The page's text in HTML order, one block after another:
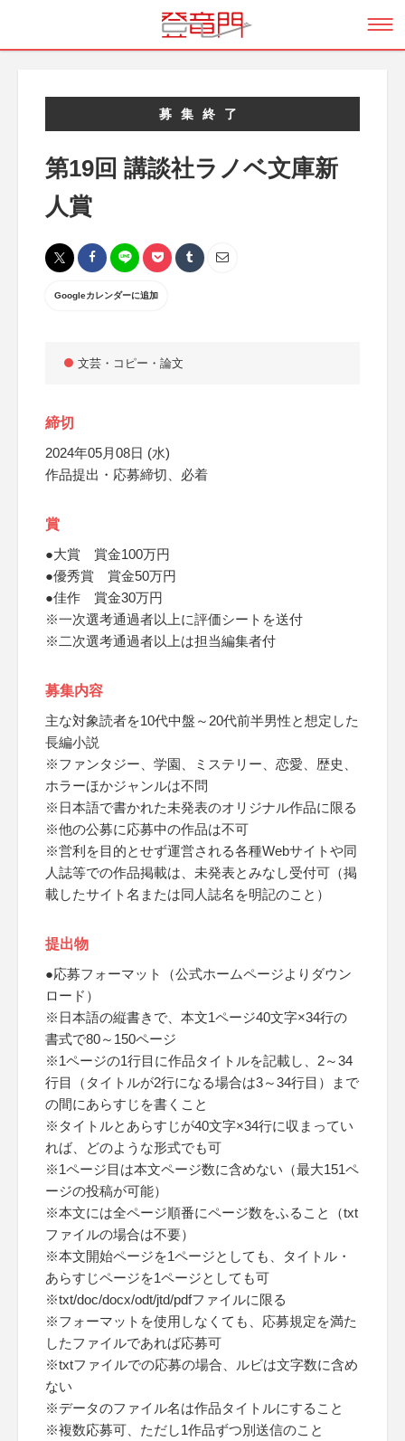
募集終了
第19回 講談社ラノベ文庫新
人賞
Googleカレンダーに追加
文芸・コピー・論文
締切
2024年05月08日 (水)
作品提出・応募締切、必着
賞
●大賞 賞金100万円
●優秀賞 賞金50万円
●佳作 賞金30万円
※一次選考通過者以上に評価シートを送付
※二次選考通過者以上は担当編集者付
募集内容
主な対象読者を10代中盤～20代前半男性と想定した
長編小説
※ファンタジー、学園、ミステリー、恋愛、歴史、
ホラーほかジャンルは不問
※日本語で書かれた未発表のオリジナル作品に限る
※他の公募に応募中の作品は不可
※営利を目的とせず運営される各種Webサイトや同
人誌等での作品掲載は、未発表とみなし受付可（掲
載したサイト名または同人誌名を明記のこと）
提出物
●応募フォーマット（公式ホームページよりダウン
ロード）
※日本語の縦書きで、本文1ページ40文字×34行の
書式で80～150ページ
※1ページの1行目に作品タイトルを記載し、2～34
行目（タイトルが2行になる場合は3～34行目）まで
の間にあらすじを書くこと
※タイトルとあらすじが40文字×34行に収まってい
れば、どのような形式でも可
※1ページ目は本文ページ数に含めない（最大151ペ
ージの投稿が可能）
※本文には全ページ順番にページ数をふること（txt
ファイルの場合は不要）
※本文開始ページを1ページとしても、タイトル・
あらすじページを1ページとしても可
※txt/doc/docx/odt/jtd/pdfファイルに限る
※フォーマットを使用しなくても、応募規定を満た
したファイルであれば応募可
※txtファイルでの応募の場合、ルビは文字数に含め
ない
※データのファイル名は作品タイトルにすること
※複数応募可、ただし1作品ずつ別送信のこと